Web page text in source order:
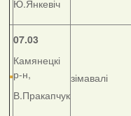
Ю.Янкевіч
07.03
Камянецкі
р-н,
В.Пракапчук
зімавалі